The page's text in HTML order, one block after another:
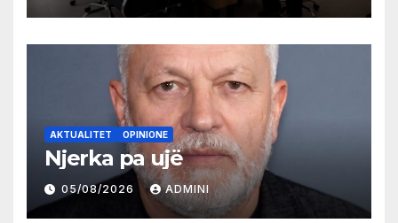
AKTUALITET OPINIONE
Njerka pa ujë
05/08/2026 ADMINI